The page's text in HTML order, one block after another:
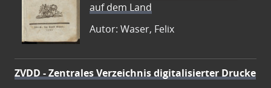
auf dem Land
Autor: Waser, Felix
ZVDD - Zentrales Verzeichnis digitalisierter Drucke